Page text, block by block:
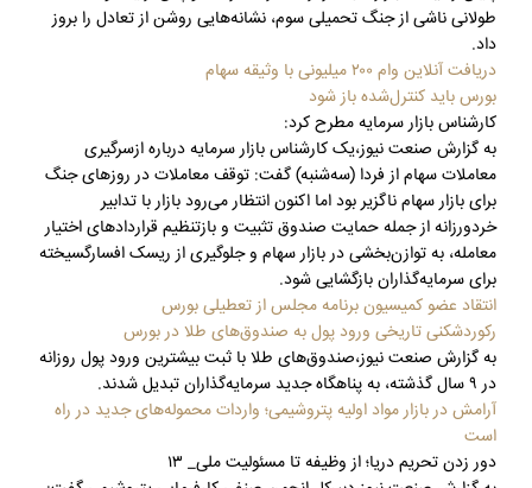
طولانی ناشی از جنگ تحمیلی سوم، نشانه‌هایی روشن از تعادل را بروز
داد.
دریافت آنلاین وام ۲۰۰ میلیونی با وثیقه سهام
بورس باید کنترل‌شده باز شود
کارشناس بازار سرمایه مطرح کرد:
به گزارش صنعت نیوز،یک کارشناس بازار سرمایه درباره ازسرگیری
معاملات سهام از فردا (سه‌شنبه) گفت: توقف معاملات در روزهای جنگ
برای بازار سهام ناگزیر بود اما اکنون انتظار می‌رود بازار با تدابیر
خردورزانه از جمله حمایت صندوق تثبیت و بازتنظیم قراردادهای اختیار
معامله، به توازن‌بخشی در بازار سهام و جلوگیری از ریسک افسارگسیخته
برای سرمایه‌گذاران بازگشایی شود.
انتقاد عضو کمیسیون برنامه مجلس از تعطیلی بورس
رکوردشکنی تاریخی ورود پول به صندوق‌های طلا در بورس
به گزارش صنعت نیوز،صندوق‌های طلا با ثبت بیشترین ورود پول روزانه
در ۹ سال گذشته، به پناهگاه جدید سرمایه‌گذاران تبدیل شدند.
آرامش در بازار مواد اولیه پتروشیمی؛ واردات محموله‌های جدید در راه
است
دور زدن تحریم دریا؛ از وظیفه تا مسئولیت ملی_ ۱۳